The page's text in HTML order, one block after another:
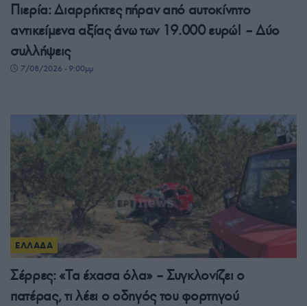
Πιερία: Διαρρήκτες πήραν από αυτοκίνητο
αντικείμενα αξίας άνω των 19.000 ευρώ! – Δύο
συλλήψεις
7/08/2026 - 9:00μμ
ΕΛΛΑΔΑ
Σέρρες: «Τα έχασα όλα» – Συγκλονίζει ο
πατέρας, τι λέει ο οδηγός του φορτηγού